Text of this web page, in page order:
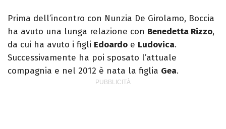
Prima dell’incontro con Nunzia De Girolamo, Boccia
ha avuto una lunga relazione con Benedetta Rizzo,
da cui ha avuto i figli Edoardo e Ludovica.
Successivamente ha poi sposato l’attuale
compagnia e nel 2012 è nata la figlia Gea.